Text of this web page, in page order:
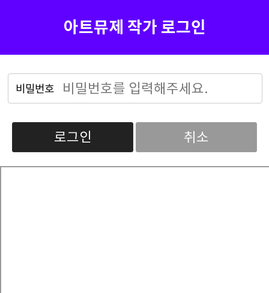
아트뮤제 작가 로그인
로그인 취소